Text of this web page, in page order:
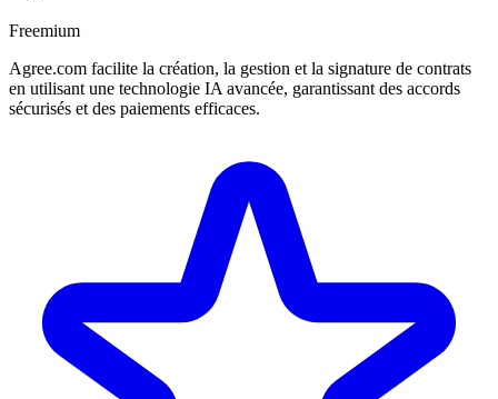
Freemium
Agree.com facilite la création, la gestion et la signature de contrats
en utilisant une technologie IA avancée, garantissant des accords
sécurisés et des paiements efficaces.